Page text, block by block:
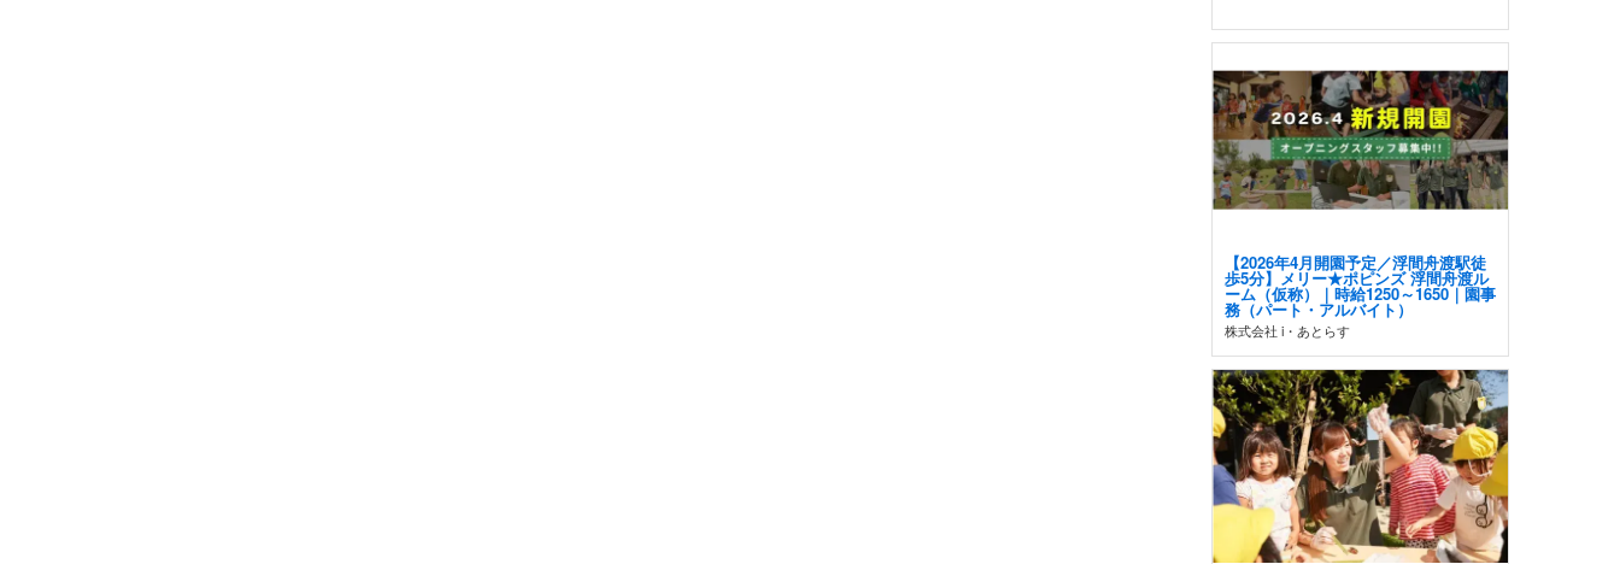
【2026年4月開園予定／浮間舟渡駅徒
歩5分】メリー★ポピンズ 浮間舟渡ル
ーム（仮称）｜時給1250～1650｜園事
務（パート・アルバイト）
株式会社 i・あとらす